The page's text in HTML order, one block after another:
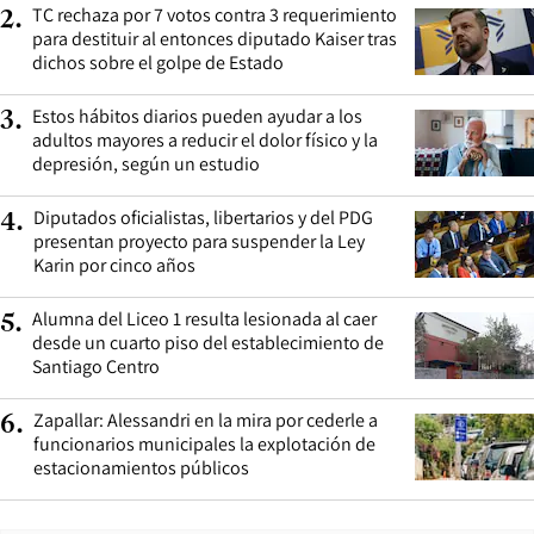
2. TC rechaza por 7 votos contra 3 requerimiento
para destituir al entonces diputado Kaiser tras
dichos sobre el golpe de Estado
3. Estos hábitos diarios pueden ayudar a los
adultos mayores a reducir el dolor físico y la
depresión, según un estudio
4. Diputados oficialistas, libertarios y del PDG
presentan proyecto para suspender la Ley
Karin por cinco años
5. Alumna del Liceo 1 resulta lesionada al caer
desde un cuarto piso del establecimiento de
Santiago Centro
6. Zapallar: Alessandri en la mira por cederle a
funcionarios municipales la explotación de
estacionamientos públicos